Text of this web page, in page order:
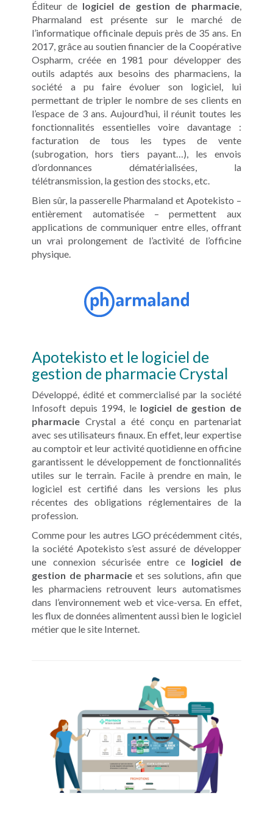
Éditeur de logiciel de gestion de pharmacie,
Pharmaland est présente sur le marché de
l’informatique officinale depuis près de 35 ans. En
2017, grâce au soutien financier de la Coopérative
Ospharm, créée en 1981 pour développer des
outils adaptés aux besoins des pharmaciens, la
société a pu faire évoluer son logiciel, lui
permettant de tripler le nombre de ses clients en
l’espace de 3 ans. Aujourd’hui, il réunit toutes les
fonctionnalités essentielles voire davantage :
facturation de tous les types de vente
(subrogation, hors tiers payant…), les envois
d’ordonnances dématérialisées, la
télétransmission, la gestion des stocks, etc.
Bien sûr, la passerelle Pharmaland et Apotekisto –
entièrement automatisée – permettent aux
applications de communiquer entre elles, offrant
un vrai prolongement de l’activité de l’officine
physique.
Apotekisto et le logiciel de
gestion de pharmacie Crystal
Développé, édité et commercialisé par la société
Infosoft depuis 1994, le logiciel de gestion de
pharmacie Crystal a été conçu en partenariat
avec ses utilisateurs finaux. En effet, leur expertise
au comptoir et leur activité quotidienne en officine
garantissent le développement de fonctionnalités
utiles sur le terrain. Facile à prendre en main, le
logiciel est certifié dans les versions les plus
récentes des obligations réglementaires de la
profession.
Comme pour les autres LGO précédemment cités,
la société Apotekisto s’est assuré de développer
une connexion sécurisée entre ce logiciel de
gestion de pharmacie et ses solutions, afin que
les pharmaciens retrouvent leurs automatismes
dans l’environnement web et vice-versa. En effet,
les flux de données alimentent aussi bien le logiciel
métier que le site Internet.